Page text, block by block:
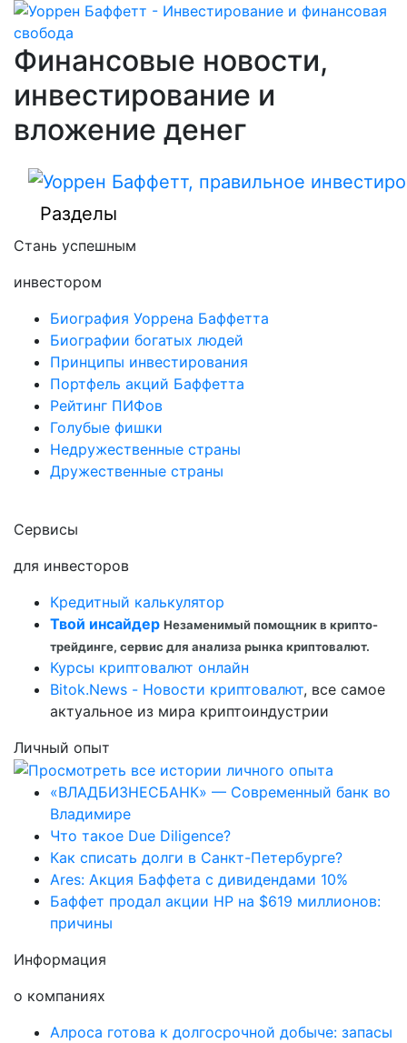
Финансовые новости,
инвестирование и
вложение денег
Разделы
Стань успешным
инвестором
Биография Уоррена Баффетта
Биографии богатых людей
Принципы инвестирования
Портфель акций Баффетта
Рейтинг ПИФов
Голубые фишки
Недружественные страны
Дружественные страны
Сервисы
для инвесторов
Кредитный калькулятор
Твой инсайдер Незаменимый помощник в крипто-
трейдинге, сервис для анализа рынка криптовалют.
Курсы криптовалют онлайн
Bitok.News - Новости криптовалют, все самое
актуальное из мира криптоиндустрии
Личный опыт
«ВЛАДБИЗНЕСБАНК» — Современный банк во
Владимире
Что такое Due Diligence?
Как списать долги в Санкт-Петербурге?
Ares: Акция Баффета с дивидендами 10%
Баффет продал акции HP на $619 миллионов:
причины
Информация
о компаниях
Алроса готова к долгосрочной добыче: запасы